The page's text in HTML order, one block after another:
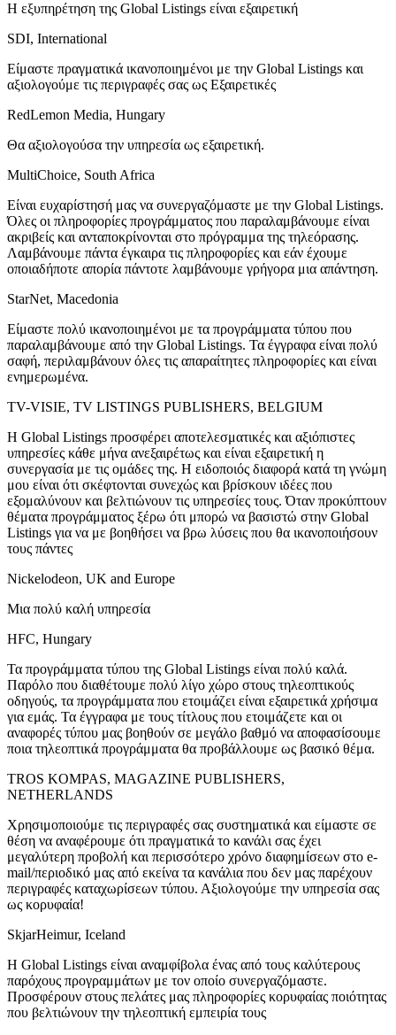
Η εξυπηρέτηση της Global Listings είναι εξαιρετική
SDI, International
Είμαστε πραγματικά ικανοποιημένοι με την Global Listings και
αξιολογούμε τις περιγραφές σας ως Εξαιρετικές
RedLemon Media, Hungary
Θα αξιολογούσα την υπηρεσία ως εξαιρετική.
MultiChoice, South Africa
Είναι ευχαρίστησή μας να συνεργαζόμαστε με την Global Listings.
Όλες οι πληροφορίες προγράμματος που παραλαμβάνουμε είναι
ακριβείς και ανταποκρίνονται στο πρόγραμμα της τηλεόρασης.
Λαμβάνουμε πάντα έγκαιρα τις πληροφορίες και εάν έχουμε
οποιαδήποτε απορία πάντοτε λαμβάνουμε γρήγορα μια απάντηση.
StarNet, Macedonia
Είμαστε πολύ ικανοποιημένοι με τα προγράμματα τύπου που
παραλαμβάνουμε από την Global Listings. Τα έγγραφα είναι πολύ
σαφή, περιλαμβάνουν όλες τις απαραίτητες πληροφορίες και είναι
ενημερωμένα.
TV-VISIE, TV LISTINGS PUBLISHERS, BELGIUM
Η Global Listings προσφέρει αποτελεσματικές και αξιόπιστες
υπηρεσίες κάθε μήνα ανεξαιρέτως και είναι εξαιρετική η
συνεργασία με τις ομάδες της. Η ειδοποιός διαφορά κατά τη γνώμη
μου είναι ότι σκέφτονται συνεχώς και βρίσκουν ιδέες που
εξομαλύνουν και βελτιώνουν τις υπηρεσίες τους. Όταν προκύπτουν
θέματα προγράμματος ξέρω ότι μπορώ να βασιστώ στην Global
Listings για να με βοηθήσει να βρω λύσεις που θα ικανοποιήσουν
τους πάντες
Nickelodeon, UK and Europe
Μια πολύ καλή υπηρεσία
HFC, Hungary
Τα προγράμματα τύπου της Global Listings είναι πολύ καλά.
Παρόλο που διαθέτουμε πολύ λίγο χώρο στους τηλεοπτικούς
οδηγούς, τα προγράμματα που ετοιμάζει είναι εξαιρετικά χρήσιμα
για εμάς. Τα έγγραφα με τους τίτλους που ετοιμάζετε και οι
αναφορές τύπου μας βοηθούν σε μεγάλο βαθμό να αποφασίσουμε
ποια τηλεοπτικά προγράμματα θα προβάλλουμε ως βασικό θέμα.
TROS KOMPAS, MAGAZINE PUBLISHERS,
NETHERLANDS
Χρησιμοποιούμε τις περιγραφές σας συστηματικά και είμαστε σε
θέση να αναφέρουμε ότι πραγματικά το κανάλι σας έχει
μεγαλύτερη προβολή και περισσότερο χρόνο διαφημίσεων στο e-
mail/περιοδικό μας από εκείνα τα κανάλια που δεν μας παρέχουν
περιγραφές καταχωρίσεων τύπου. Αξιολογούμε την υπηρεσία σας
ως κορυφαία!
SkjarHeimur, Iceland
Η Global Listings είναι αναμφίβολα ένας από τους καλύτερους
παρόχους προγραμμάτων με τον οποίο συνεργαζόμαστε.
Προσφέρουν στους πελάτες μας πληροφορίες κορυφαίας ποιότητας
που βελτιώνουν την τηλεοπτική εμπειρία τους